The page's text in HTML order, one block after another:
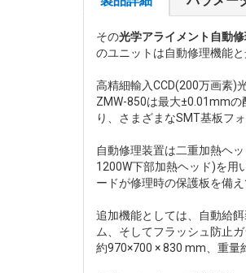
その光学アライメント自動
のユニットは自動修理機能
高精細輸入CCD(200万画素)
ZMW-850は最大±0.01mm
り、さまざまなSMT基板フ
自動修理装置は二重加熱ヘ
1200W下部加熱ヘッド)を用
ードが修理時の保護板を備え
追加機能としては、自動給
ム、そしてフラッシュ防止
約970×700 × 830 mm、重量